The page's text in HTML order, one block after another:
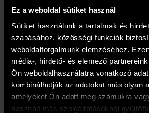
Ez a weboldal sütiket használ
Sütiket használunk a tartalmak és
szabásához, közösségi funkciók
weboldalforgalmunk elemzéséhez.
média-, hirdető- és elemező
Ön weboldalhasználatra vonatkozó
kombinálhatják az adatokat más olyan
amelyeket Ön adott meg számukra
használt más szolgáltatásokból
721 000Ft
Kosárba teszem